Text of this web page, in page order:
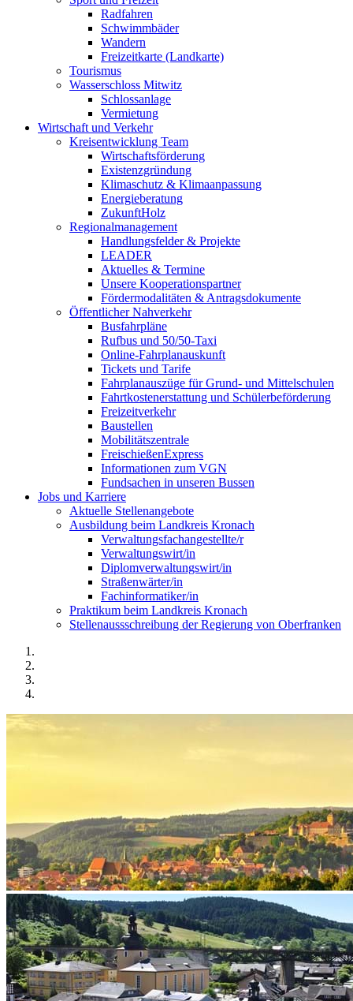
Radfahren
Schwimmbäder
Wandern
Freizeitkarte (Landkarte)
Tourismus
Wasserschloss Mitwitz
Schlossanlage
Vermietung
Wirtschaft und Verkehr
Kreisentwicklung Team
Wirtschaftsförderung
Existenzgründung
Klimaschutz & Klimaanpassung
Energieberatung
ZukunftHolz
Regionalmanagement
Handlungsfelder & Projekte
LEADER
Aktuelles & Termine
Unsere Kooperationspartner
Fördermodalitäten & Antragsdokumente
Öffentlicher Nahverkehr
Busfahrpläne
Rufbus und 50/50-Taxi
Online-Fahrplanauskunft
Tickets und Tarife
Fahrplanauszüge für Grund- und Mittelschulen
Fahrtkostenerstattung und Schülerbeförderung
Freizeitverkehr
Baustellen
Mobilitätszentrale
FreischießenExpress
Informationen zum VGN
Fundsachen in unseren Bussen
Jobs und Karriere
Aktuelle Stellenangebote
Ausbildung beim Landkreis Kronach
Verwaltungsfachangestellte/r
Verwaltungswirt/in
Diplomverwaltungswirt/in
Straßenwärter/in
Fachinformatiker/in
Praktikum beim Landkreis Kronach
Stellenaussschreibung der Regierung von Oberfranken